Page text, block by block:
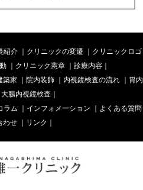
紹介 ｜ クリニックの変遷 ｜ クリニックロゴ
｜ クリニック憲章｜ 診療内容｜
築家 ｜ 院内装飾 ｜ 内視鏡検査の流れ｜ 胃内
大腸内視鏡検査 ｜
ラム ｜ インフォメーション ｜ よくある質問
わせ｜ リンク ｜